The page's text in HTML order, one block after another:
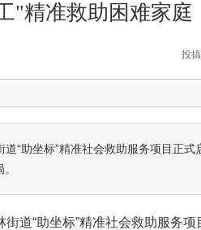
"精准救助困难家庭
投搞
“助坐标”精准社会救助服务项目正
道“助坐标”精准社会救助服务